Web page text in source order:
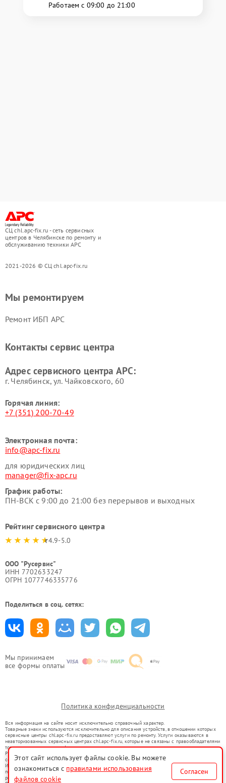
Работаем с 09:00 до 21:00
СЦ chl.apc-fix.ru - сеть сервисных
центров в Челябинске по ремонту и
обслуживанию техники APC
2021-2026 © СЦ chl.apc-fix.ru
Мы принимаем
все формы оплаты
Мы ремонтируем
Ремонт ИБП APC
Контакты сервис центра
Адрес сервисного центра APC:
г. Челябинск, ул. Чайковского, 60
Горячая линия:
+7 (351) 200-70-49
Электронная почта:
info@apc-fix.ru
для юридических лиц
manager@fix-apc.ru
График работы:
ПН-ВСК с 9:00 до 21:00 без перерывов и выходных
Рейтинг сервисного центра
4.9-5.0
ООО "Русервис"
ИНН 7702633247
ОГРН 1077746335776
Поделиться в соц. сетях:
Политика конфиденциальности
Вся информация на сайте носит исключительно справочный характер.
Товарные знаки используются исключительно для описания устройств, в отношении которых
сервисные центры chl.apc-fix.ru предоставляют услуги по ремонту. Услуги оказываются в
неавторизованных сервисных центрах chl.apc-fix.ru, которые не связаны с правообладателями
товарных знаков или их официальными представителями.
Ремонт осуществляется для устройств, уже введенных в гражданский оборот в соответствии
со статьей 1487 ГК РФ.
Использование товарных знаков не преследует цели индивидуализации услуг или введения
потребителей в заблуждение, а служит для информирования о предоставляемых услугах по
ремонту техники указанных брендов.
Этот сайт использует файлы cookie. Вы можете
ознакомиться с правилами использования
файлов cookie
Согласен